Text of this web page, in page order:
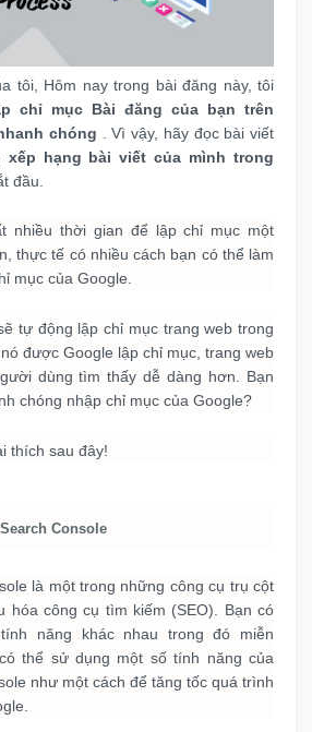
tôi, Hôm nay trong bài đăng này, tôi
chỉ mục Bài đăng của bạn trên
chóng .Vì vậy, hãy đọc bài viết
xếp hạng bài viết của mình trong
đầu.
nhiều thời gian để lập chỉ mục một
thực tế có nhiều cách bạn có thể làm
mục của Google.
tự động lập chỉ mục trang web trong
được Google lập chỉ mục, trang web
dùng tìm thấy dễ dàng hơn. Bạn
chóng nhập chỉ mục của Google?
thích sau đây!
Console
là một trong những công cụ trụ cột
hóa công cụ tìm kiếm (SEO). Bạn có
năng khác nhau trong đó miễn
thể sử dụng một số tính năng của
như một cách để tăng tốc quá trình